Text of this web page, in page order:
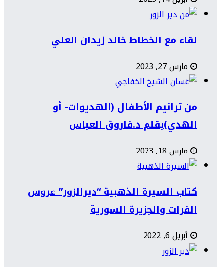
لقاء مع الخطاط خالد زيدان العلي
مارس 27, 2023
من ترانيم الأطفال (الهديوات- أو
الهدي)بقلم د.فاروق العباس
مارس 18, 2023
كتاب السيرة الذهبية “ديرالزور” عروس
الفرات والجزيرة السورية
أبريل 6, 2022